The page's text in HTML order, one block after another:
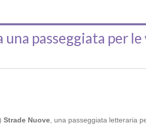
passeggiata per
Strade Nuove , una passeggiata letteraria